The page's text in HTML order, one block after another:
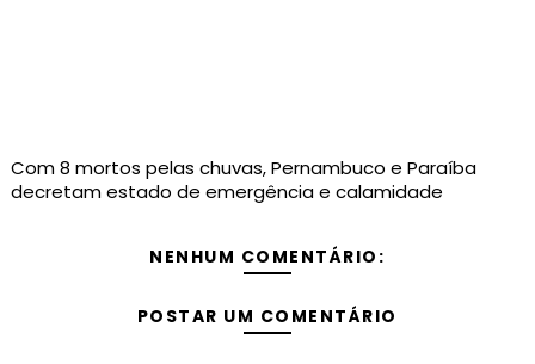
Com 8 mortos pelas chuvas, Pernambuco e Paraíba
decretam estado de emergência e calamidade
NENHUM COMENTÁRIO:
POSTAR UM COMENTÁRIO